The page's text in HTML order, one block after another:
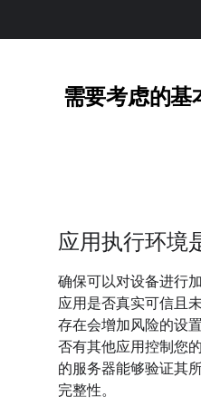
需要考虑的基
应用执行环境
确保可以对设备进行
应用是否真实可信且
存在会增加风险的设
否有其他应用控制您
的服务器能够验证其
完整性。